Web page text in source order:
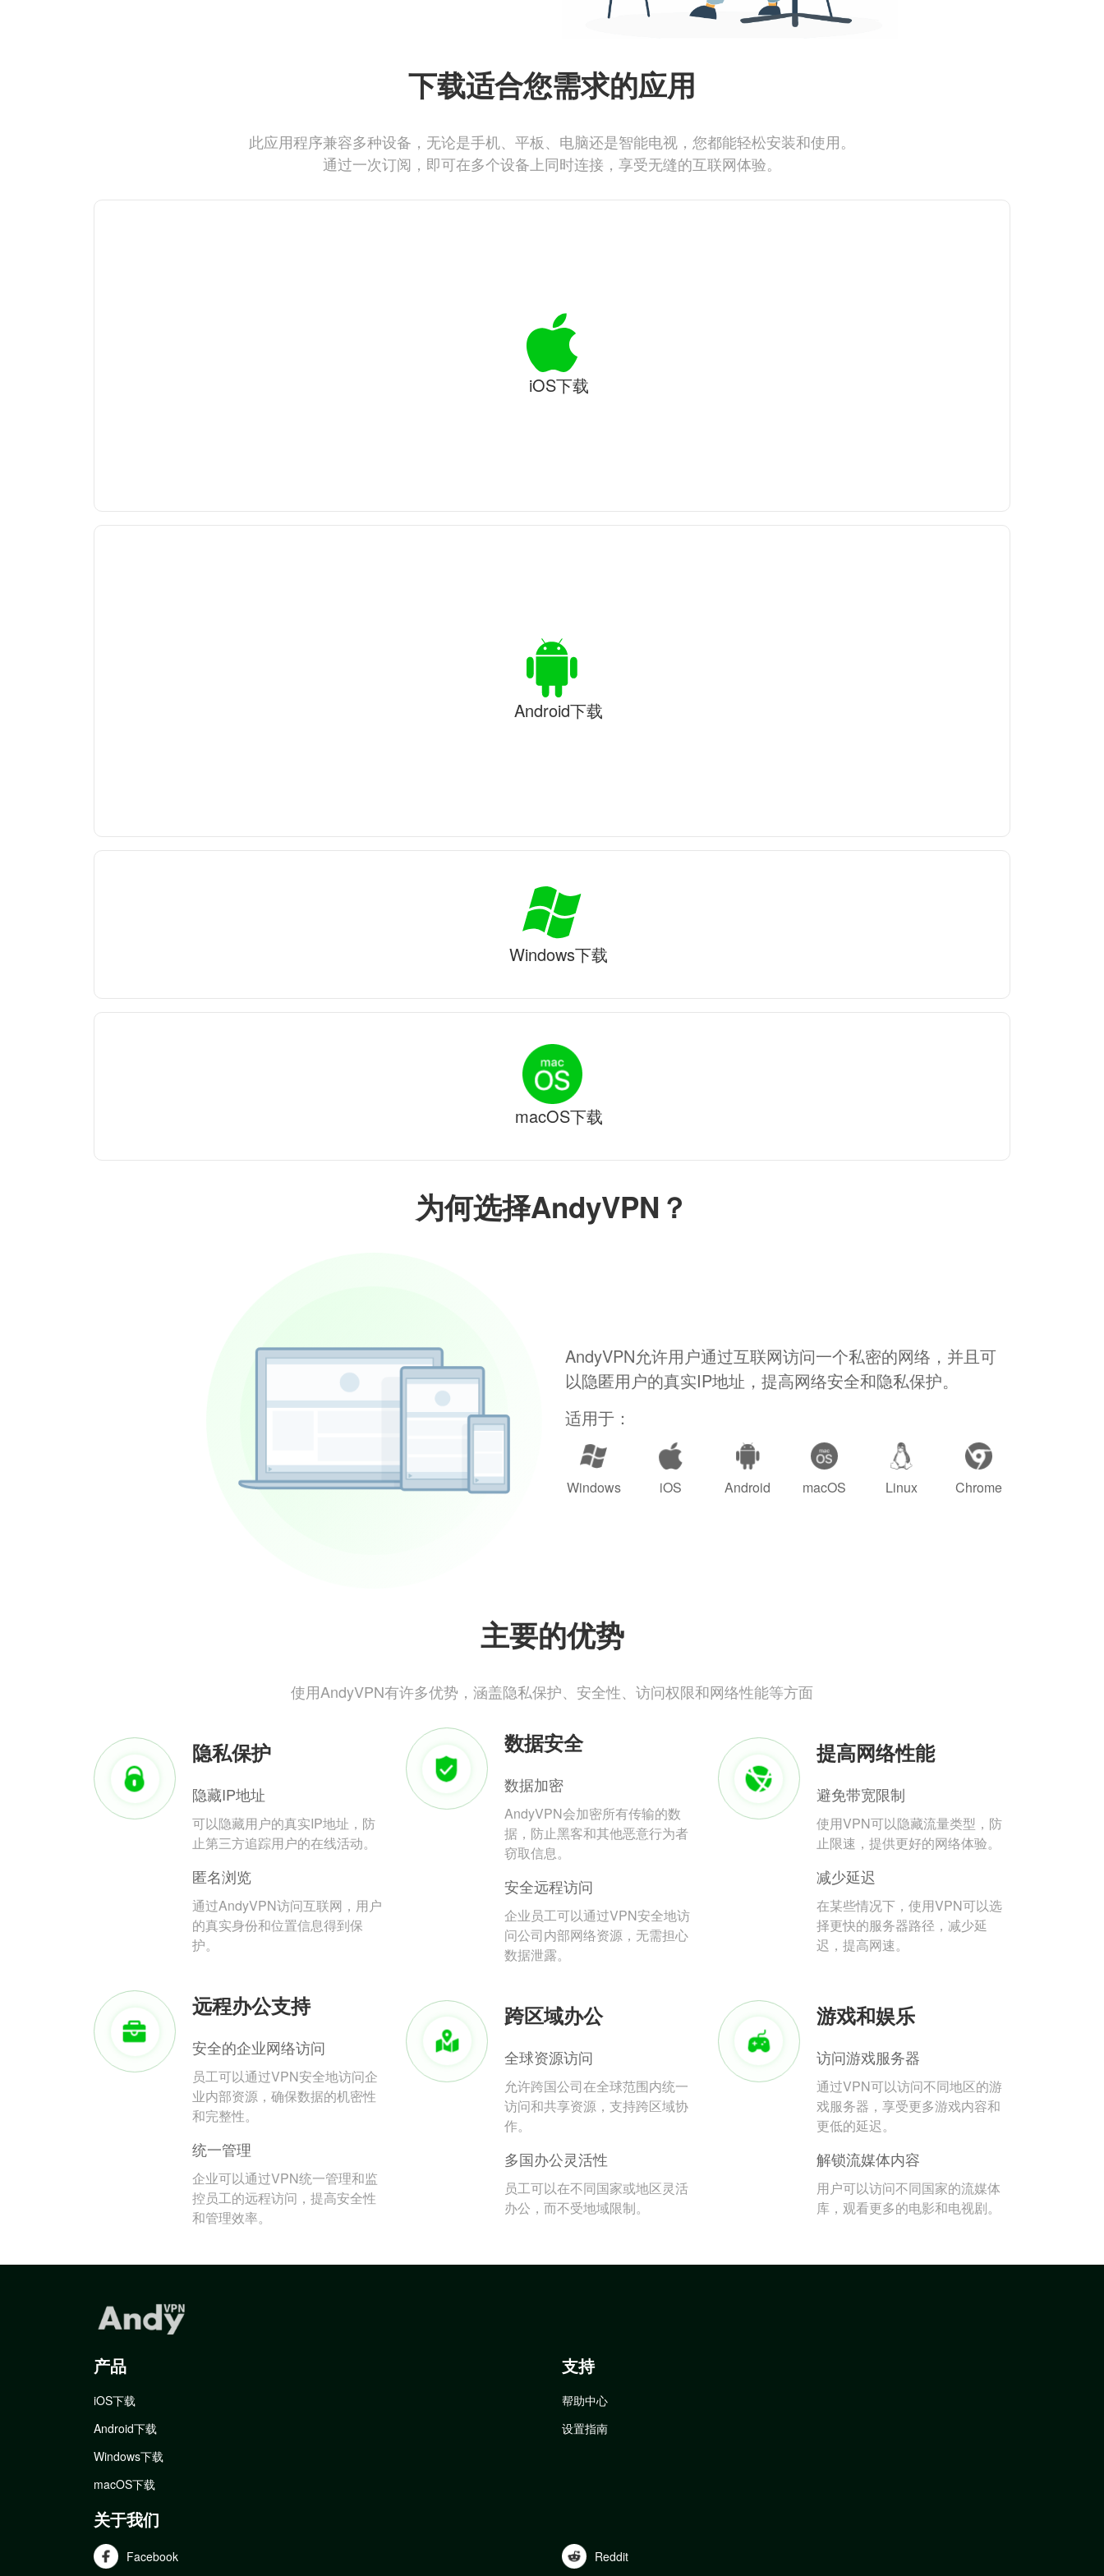
为何选择AndyVPN？
AndyVPN允许用户通过互联网访问一个私密的网络，并且可
以隐匿用户的真实IP地址，提高网络安全和隐私保护。
适用于：
Windows iOS Android macOS Linux Chrome
主要的优势
使用AndyVPN有许多优势，涵盖隐私保护、安全性、访问权限和网络性能等方面
隐私保护
隐藏IP地址
可以隐藏用户的真实IP地址，防
止第三方追踪用户的在线活动。
匿名浏览
通过AndyVPN访问互联网，用户
的真实身份和位置信息得到保
护。
数据安全
数据加密
AndyVPN会加密所有传输的数
据，防止黑客和其他恶意行为者
窃取信息。
安全远程访问
企业员工可以通过VPN安全地访
问公司内部网络资源，无需担心
数据泄露。
提高网络性能
避免带宽限制
使用VPN可以隐藏流量类型，防
止限速，提供更好的网络体验。
减少延迟
在某些情况下，使用VPN可以选
择更快的服务器路径，减少延
迟，提高网速。
远程办公支持
安全的企业网络访问
员工可以通过VPN安全地访问企
业内部资源，确保数据的机密性
和完整性。
统一管理
企业可以通过VPN统一管理和监
控员工的远程访问，提高安全性
和管理效率。
跨区域办公
全球资源访问
允许跨国公司在全球范围内统一
访问和共享资源，支持跨区域协
作。
多国办公灵活性
员工可以在不同国家或地区灵活
办公，而不受地域限制。
游戏和娱乐
访问游戏服务器
通过VPN可以访问不同地区的游
戏服务器，享受更多游戏内容和
更低的延迟。
解锁流媒体内容
用户可以访问不同国家的流媒体
库，观看更多的电影和电视剧。
下载适合您需求的应用
此应用程序兼容多种设备，无论是手机、平板、电脑还是智能电视，您都能轻松安装和使用。
通过一次订阅，即可在多个设备上同时连接，享受无缝的互联网体验。
iOS下载
Android下载
Windows下载
macOS下载
产品
iOS下载
Android下载
Windows下载
macOS下载
支持
帮助中心
设置指南
关于我们
Facebook Reddit